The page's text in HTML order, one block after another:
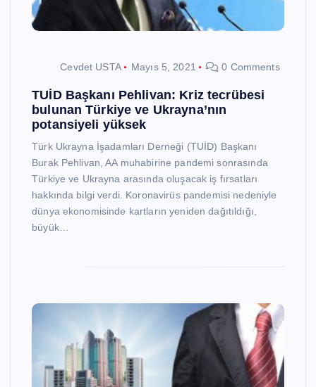
Cevdet USTA Mayıs 5, 2021 0 Comments
TUİD Başkanı Pehlivan: Kriz tecrübesi
bulunan Türkiye ve Ukrayna’nın
potansiyeli yüksek
Türk Ukrayna İşadamları Derneği (TUİD) Başkanı
Burak Pehlivan, AA muhabirine pandemi sonrasında
Türkiye ve Ukrayna arasında oluşacak iş fırsatları
hakkında bilgi verdi. Koronavirüs pandemisi nedeniyle
dünya ekonomisinde kartların yeniden dağıtıldığı,
büyük…